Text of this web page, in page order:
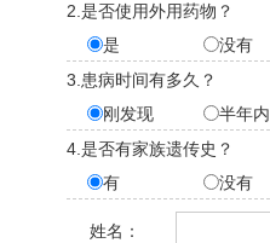
2.是否使用外用药物？
是
没有
3.患病时间有多久？
刚发现
半年内
4.是否有家族遗传史？
有
没有
姓名：